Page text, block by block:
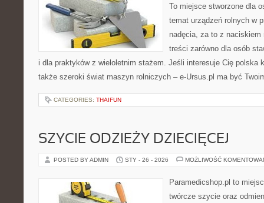
To miejsce stworzone dla
temat urządzeń rolnych w
nadęcia, za to z
treści zarówno dla osób
i dla praktyków z wieloletnim stażem. Jeśli interesuje Cię polska
także szeroki świat maszyn rolniczych – e-Ursus.pl ma być
CATEGORIES: THAIFUN
SZYCIE ODZIEŻY DZIECIĘCEJ
POSTED BY ADMIN STY - 26 - 2026 MOŻLIWOŚĆ
Paramedicshop.pl to
twórcze szycie oraz